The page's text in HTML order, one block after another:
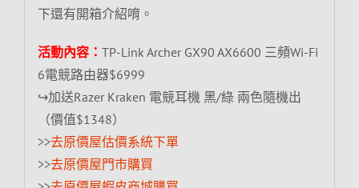
下還有開箱介紹唷。
活動內容： TP-Link Archer GX90 AX6600 三頻Wi-Fi
6電競路由器$6999
↪加送Razer Kraken 電競耳機 黑/綠 兩色隨機出
（價值$1348）
>>去原價屋估價系統下單
>>去原價屋門市購買